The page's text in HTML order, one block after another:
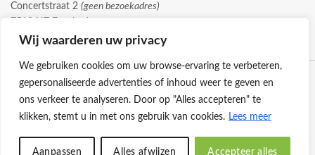
Wij waarderen uw privacy
We gebruiken cookies om uw browse-ervaring te verbeteren,
gepersonaliseerde advertenties of inhoud weer te geven en
ons verkeer te analyseren. Door op "Alles accepteren" te
klikken, stemt u in met ons gebruik van cookies. Lees meer
Aanpassen Alles afwijzen Accepteer alles
Concertstraat 2 (geen bezoekadres)
info@vitaminentotaal.nl